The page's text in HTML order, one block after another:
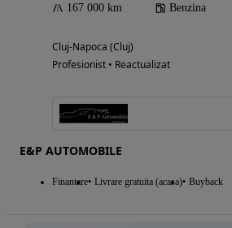
167 000 km Benzina
Cluj-Napoca (Cluj)
Profesionist • Reactualizat
E&P AUTOMOBILE
Finantare Livrare gratuita (acasa) Buyback